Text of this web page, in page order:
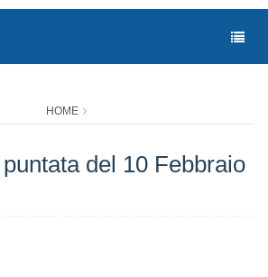
HOME
del 10 Febbraio